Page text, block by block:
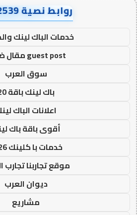
روابط نصية AA32539
خدمات الباك لينك
guest post مقال ضيف
سوق العرب
باك لينك باقة 20
اعلانات الباك
أقوى باقة باك
خدمات با كلينك 2026
موقع تجاربنا تجارب
ديوان العرب
مشاريع